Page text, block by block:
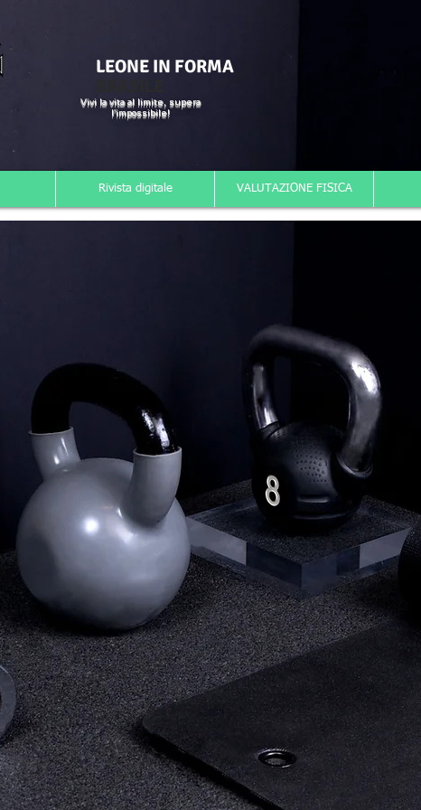
LEONE IN FORMA
Vivi la vita al limite, supera
l'impossibile!
Rivista digitale VALUTAZIONE FISICA